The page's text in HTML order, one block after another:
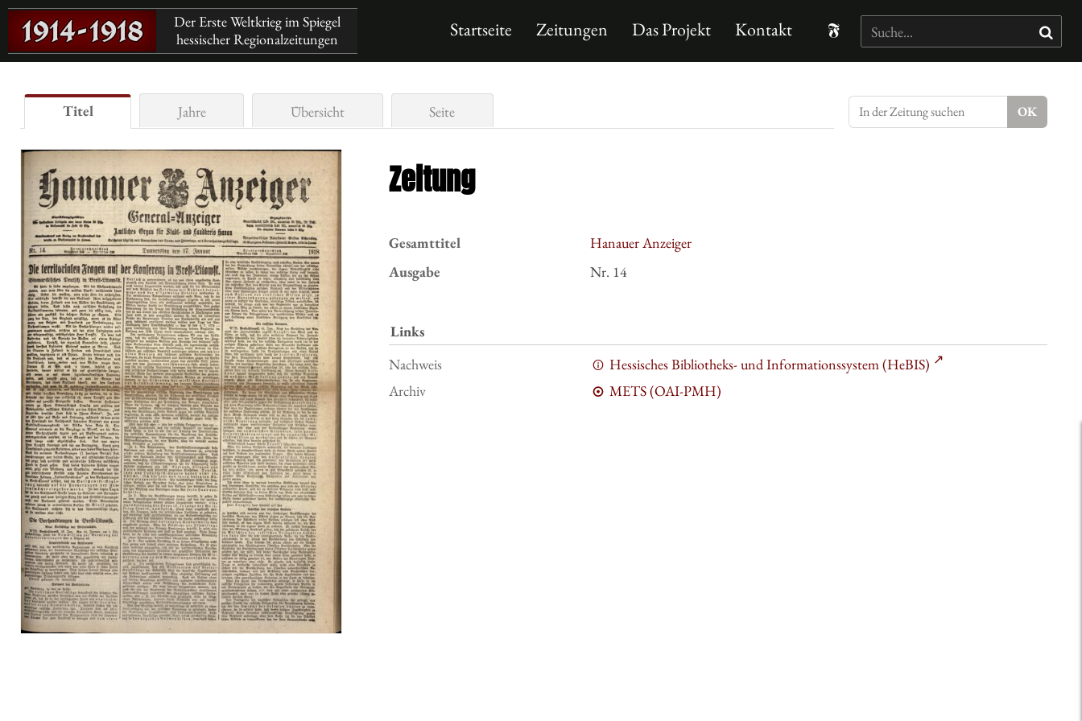
Der Erste Weltkrieg im Spiegel
hessischer Regionalzeitungen
Startseite Zeitungen Das Projekt Kontakt
Titel Jahre Übersicht Seite
Zeitung
Gesamttitel
Hanauer Anzeiger
Ausgabe
Nr. 14
Links
Nachweis
Hessisches Bibliotheks- und Informationssystem (HeBIS)
Archiv
METS (OAI-PMH)